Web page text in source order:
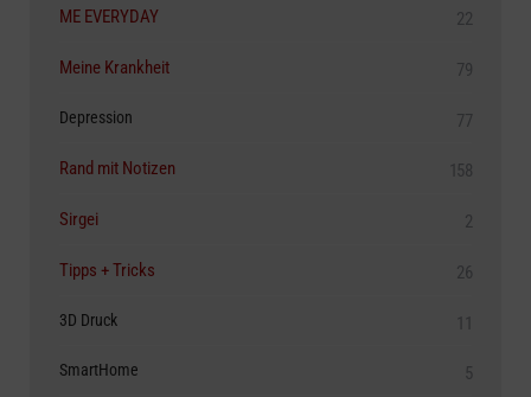
ME EVERYDAY 22
Meine Krankheit 79
Depression 77
Rand mit Notizen 158
Sirgei 2
Tipps + Tricks 26
3D Druck 11
SmartHome 5